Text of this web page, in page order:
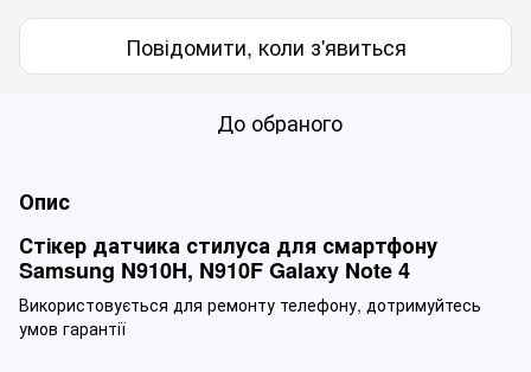
Повідомити, коли з'явиться
До обраного
Опис
Стікер датчика стилуса для смартфону
Samsung N910H, N910F Galaxy Note 4
Використовується для ремонту телефону, дотримуйтесь
умов гарантії